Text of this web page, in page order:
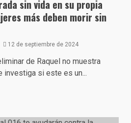
sin vida en su propia
más deben morir sin
12 de septiembre de 2024
de Raquel no muestra
investiga si este es un...